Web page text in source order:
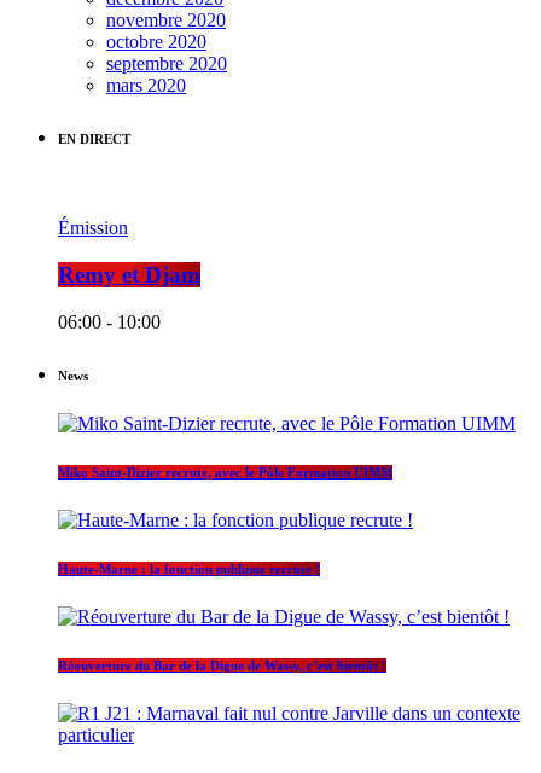
novembre 2020
octobre 2020
septembre 2020
mars 2020
EN DIRECT
Émission
Remy et Djam
06:00 - 10:00
News
Miko Saint-Dizier recrute, avec le Pôle Formation UIMM
Haute-Marne : la fonction publique recrute !
Réouverture du Bar de la Digue de Wassy, c’est bientôt !